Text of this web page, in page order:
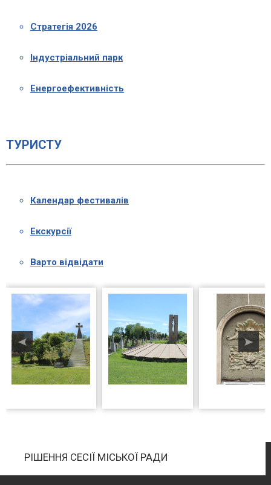
Стратегія 2026
Індустріальний парк
Енергоефективність
ТУРИСТУ
Календар фестивалів
Екскурсії
Варто відвідати
РІШЕННЯ СЕСІЇ МІСЬКОЇ РАДИ